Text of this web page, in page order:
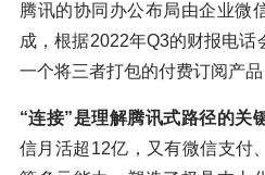
腾讯的协同办公布局由企业微
成，根据2022年Q3的财报电
一个将三者打包的付费订阅产品
“连接”是理解腾讯式路径的关
信月活超12亿，又有微信支付